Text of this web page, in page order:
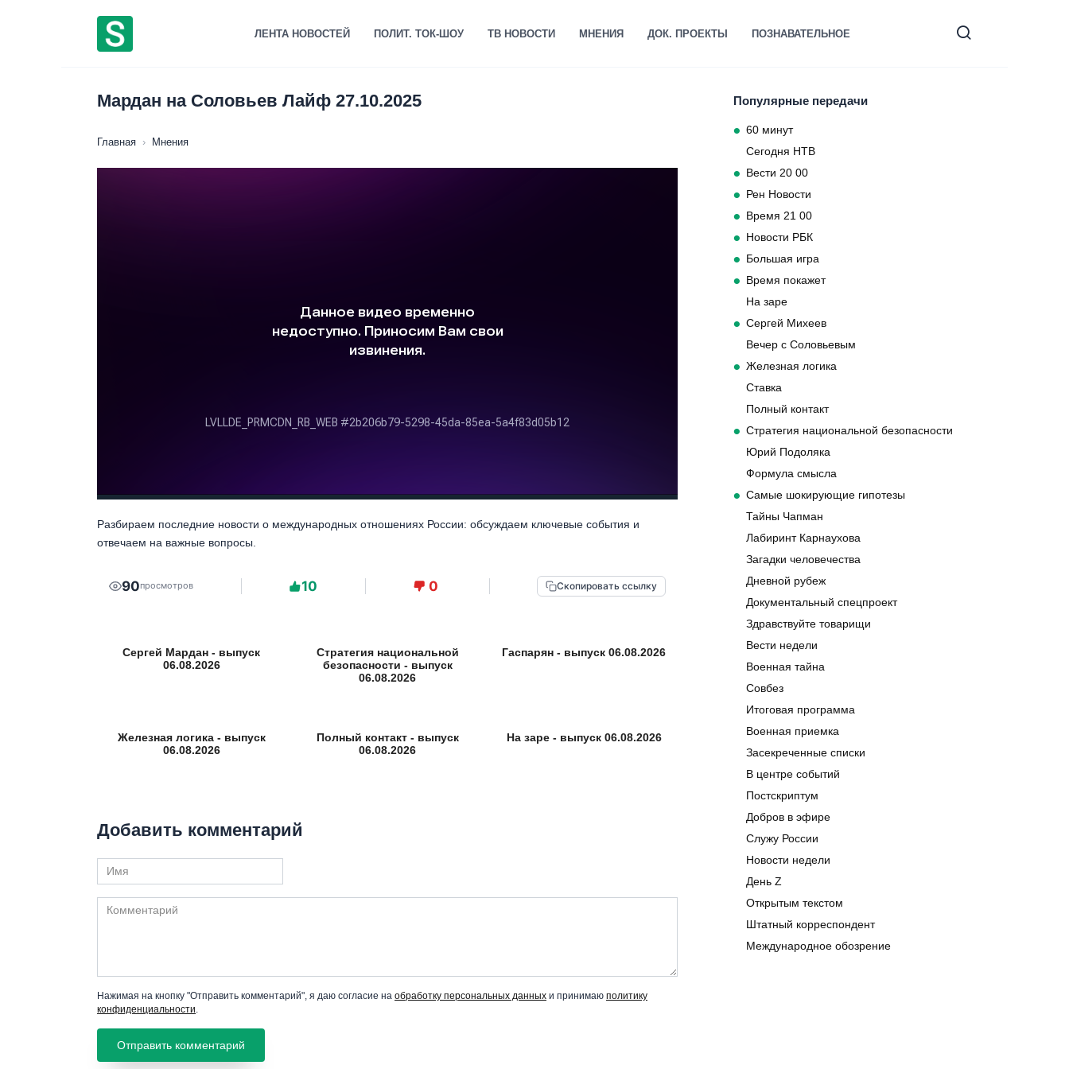
ЛЕНТА НОВОСТЕЙ ПОЛИТ. ТОК-ШОУ ТВ НОВОСТИ МНЕНИЯ ДОК. ПРОЕКТЫ ПОЗНАВАТЕЛЬНОЕ
Мардан на Соловьев Лайф 27.10.2025
Главная › Мнения
Разбираем последние новости о международных отношениях России: обсуждаем ключевые события и
отвечаем на важные вопросы.
90просмотров 10 0 Скопировать ссылку
Сергей Мардан - выпуск
06.08.2026
Стратегия национальной
безопасности - выпуск
06.08.2026
Гаспарян - выпуск 06.08.2026
Железная логика - выпуск
06.08.2026
Полный контакт - выпуск
06.08.2026
На заре - выпуск 06.08.2026
Добавить комментарий
Имя
Комментарий
Нажимая на кнопку "Отправить комментарий", я даю согласие на обработку персональных данных и принимаю политику
конфиденциальности.
Популярные передачи
60 минут
Сегодня НТВ
Вести 20 00
Рен Новости
Время 21 00
Новости РБК
Большая игра
Время покажет
На заре
Сергей Михеев
Вечер с Соловьевым
Железная логика
Ставка
Полный контакт
Стратегия национальной безопасности
Юрий Подоляка
Формула смысла
Самые шокирующие гипотезы
Тайны Чапман
Лабиринт Карнаухова
Загадки человечества
Дневной рубеж
Документальный спецпроект
Здравствуйте товарищи
Вести недели
Военная тайна
Совбез
Итоговая программа
Военная приемка
Засекреченные списки
В центре событий
Постскриптум
Добров в эфире
Служу России
Новости недели
День Z
Открытым текстом
Штатный корреспондент
Международное обозрение